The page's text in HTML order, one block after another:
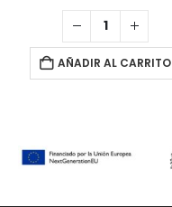
AÑADIR AL CARRITO